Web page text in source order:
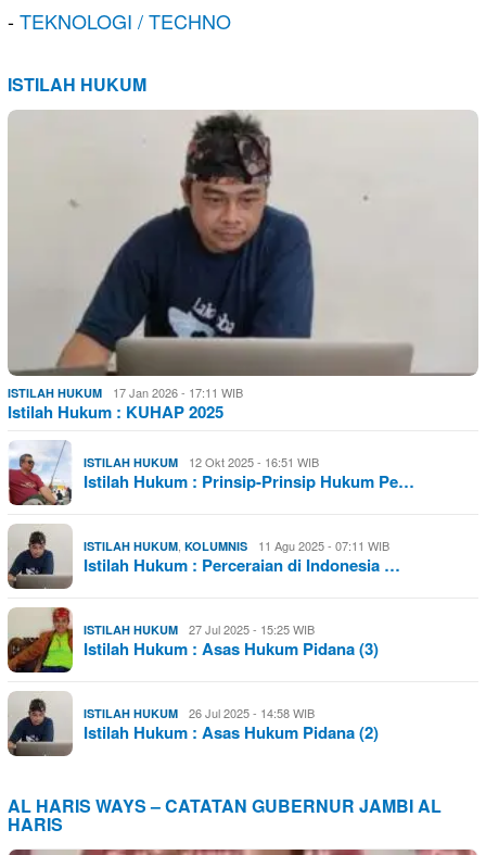
-TEKNOLOGI / TECHNO
ISTILAH HUKUM
ISTILAH HUKUM 17 Jan 2026 - 17:11 WIB
Istilah Hukum : KUHAP 2025
ISTILAH HUKUM 12 Okt 2025 - 16:51 WIB
Istilah Hukum : Prinsip-Prinsip Hukum Pe…
ISTILAH HUKUM, KOLUMNIS 11 Agu 2025 - 07:11 WIB
Istilah Hukum : Perceraian di Indonesia …
ISTILAH HUKUM 27 Jul 2025 - 15:25 WIB
Istilah Hukum : Asas Hukum Pidana (3)
ISTILAH HUKUM 26 Jul 2025 - 14:58 WIB
Istilah Hukum : Asas Hukum Pidana (2)
AL HARIS WAYS – CATATAN GUBERNUR JAMBI AL
HARIS